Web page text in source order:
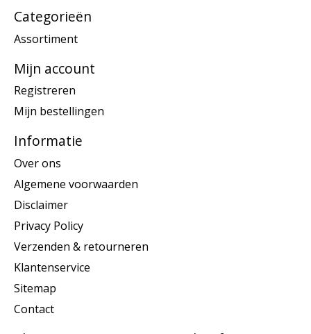
Categorieën
Assortiment
Mijn account
Registreren
Mijn bestellingen
Informatie
Over ons
Algemene voorwaarden
Disclaimer
Privacy Policy
Verzenden & retourneren
Klantenservice
Sitemap
Contact